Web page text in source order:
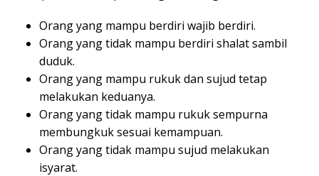
Orang yang mampu berdiri wajib berdiri.
Orang yang tidak mampu berdiri shalat sambil
duduk.
Orang yang mampu rukuk dan sujud tetap
melakukan keduanya.
Orang yang tidak mampu rukuk sempurna
membungkuk sesuai kemampuan.
Orang yang tidak mampu sujud melakukan
isyarat.